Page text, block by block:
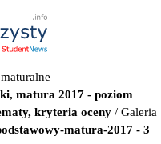
matura 2017 - poziom
kryteria oceny / Galeria
matura-2017 - 3